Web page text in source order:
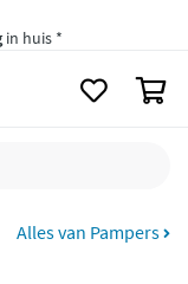
Alles van Pampers